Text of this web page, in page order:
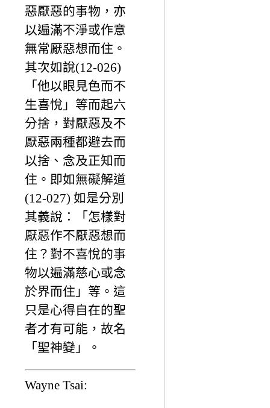
惡厭惡的事物，亦
以遍滿不淨或作意
無常厭惡想而住。
其次如說(12-026)
「他以眼見色而不
生喜悅」等而起六
分捨，對厭惡及不
厭惡兩種都避去而
以捨、念及正知而
住。即如無礙解道
(12-027) 如是分別
其義說：「怎樣對
厭惡作不厭惡想而
住？對不喜悅的事
物以遍滿慈心或念
於界而住」等。這
只是心得自在的聖
者才有可能，故名
「聖神變」。
Wayne Tsai: